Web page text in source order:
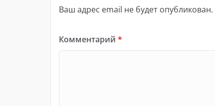
Ваш адрес email не будет опубликован.
Комментарий *